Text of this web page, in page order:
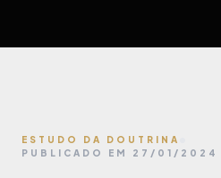
ESTUDO DA DOUTRINA
PUBLICADO EM 27/01/2024